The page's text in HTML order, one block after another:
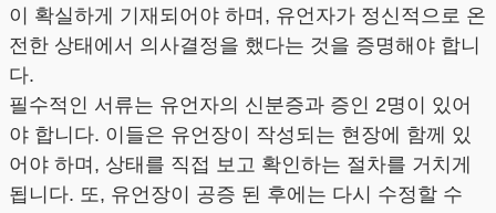
이 확실하게 기재되어야 하며, 유언자가 정신적으로 온
전한 상태에서 의사결정을 했다는 것을 증명해야 합니
다.
필수적인 서류는 유언자의 신분증과 증인 2명이 있어
야 합니다. 이들은 유언장이 작성되는 현장에 함께 있
어야 하며, 상태를 직접 보고 확인하는 절차를 거치게
됩니다. 또, 유언장이 공증 된 후에는 다시 수정할 수